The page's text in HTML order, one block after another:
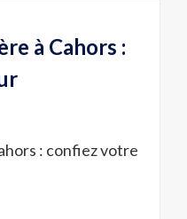
à Cahors :
: confiez votre